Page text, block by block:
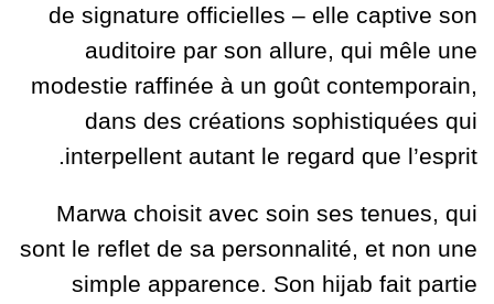
de signature officielles – elle captive son
auditoire par son allure, qui mêle une
modestie raffinée à un goût contemporain,
dans des créations sophistiquées qui
interpellent autant le regard que l’esprit.
Marwa choisit avec soin ses tenues, qui
sont le reflet de sa personnalité, et non une
simple apparence. Son hijab fait partie